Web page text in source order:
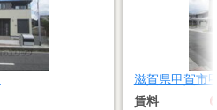
滋賀県甲賀市
賃料